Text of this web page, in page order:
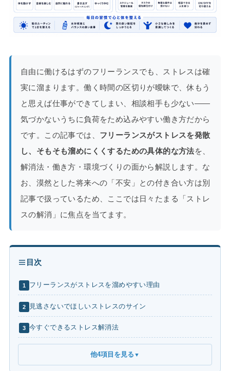
自由に働けるはずのフリーランスでも、ストレスは確
実に溜まります。働く時間の区切りが曖昧で、休もう
と思えば仕事ができてしまい、相談相手も少ない——
気づかないうちに負荷をため込みやすい働き方だから
です。この記事では、 フリーランスがストレスを発散
し、そもそも溜めにくくするための具体的な方法を、
解消法・働き方・環境づくりの面から解説します。な
お、漠然とした将来への「不安」との付き合い方は別
記事で扱っているため、ここでは日々たまる「ストレ
スの解消」に焦点を当てます。
目次
1 フリーランスがストレスを溜めやすい理由
2 見逃さないでほしいストレスのサイン
3 今すぐできるストレス解消法
他4項目を見る ▼